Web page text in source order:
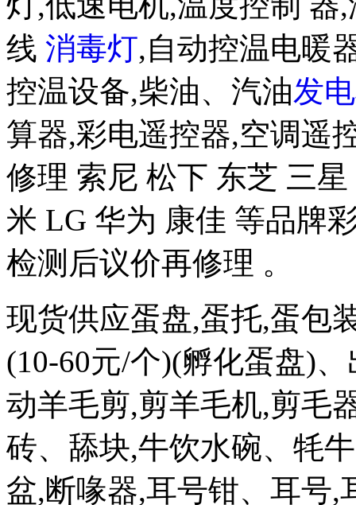
线 消毒灯,自动控温电暖
控温设备,柴油、汽油发
算器,彩电遥控器,空调遥
修理 索尼 松下 东芝 三
米 LG 华为 康佳 等品牌
检测后议价再修理 。
现货供应蛋盘,蛋托,蛋包
(10-60元/个)(孵化蛋盘)
动羊毛剪,剪羊毛机,剪毛
砖、舔块,牛饮水碗、牦
盆,断喙器,耳号钳、耳号,